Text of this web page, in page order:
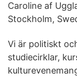
Caroline af
Stockholm,
Vi är politiskt
studiecirklar,